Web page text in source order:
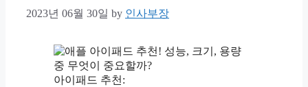
2023년 06월 30일 by 인사부장
아이패드 추천: